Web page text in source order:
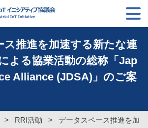
ス推進を加速する新たな連
よる協業活動の総称「Jap
Alliance (JDSA)」のご案
> RRI活動 > データスペース推進を加